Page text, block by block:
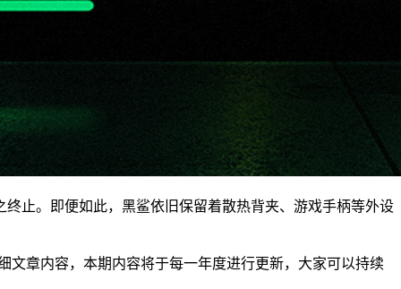
止。即便如此，黑鲨依旧保留着散热背夹、游戏手柄等外设
文章内容，本期内容将于每一年度进行更新，大家可以持续